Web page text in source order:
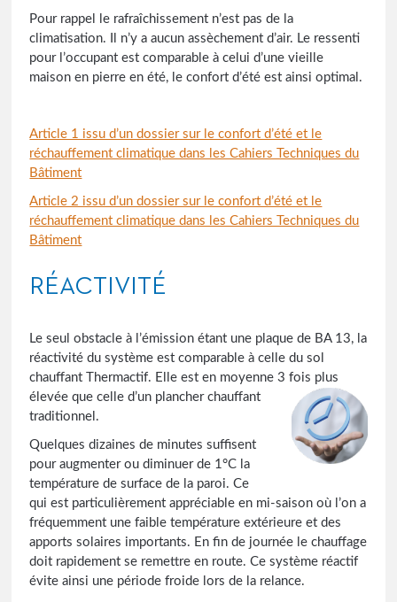
Pour rappel le rafraîchissement n’est pas de la
climatisation. Il n’y a aucun assèchement d’air. Le ressenti
pour l’occupant est comparable à celui d’une vieille
maison en pierre en été, le confort d’été est ainsi optimal.
Article 1 issu d’un dossier sur le confort d’été et le
réchauffement climatique dans les Cahiers Techniques du
Bâtiment
Article 2 issu d’un dossier sur le confort d’été et le
réchauffement climatique dans les Cahiers Techniques du
Bâtiment
RÉACTIVITÉ
Le seul obstacle à l’émission étant une plaque de BA 13, la
réactivité du système est comparable à celle du sol
chauffant Thermactif. Elle est en moyenne 3 fois plus
élevée que celle d’un plancher chauffant
traditionnel.
Quelques dizaines de minutes suffisent
pour augmenter ou diminuer de 1°C la
température de surface de la paroi. Ce
qui est particulièrement appréciable en mi-saison où l’on a
fréquemment une faible température extérieure et des
apports solaires importants. En fin de journée le chauffage
doit rapidement se remettre en route. Ce système réactif
évite ainsi une période froide lors de la relance.